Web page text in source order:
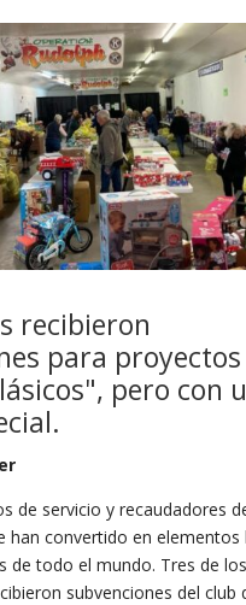
recibieron
para proyectos
pero con
de servicio y recaudadores
han convertido en elementos
de todo el mundo. Tres de
subvenciones del club